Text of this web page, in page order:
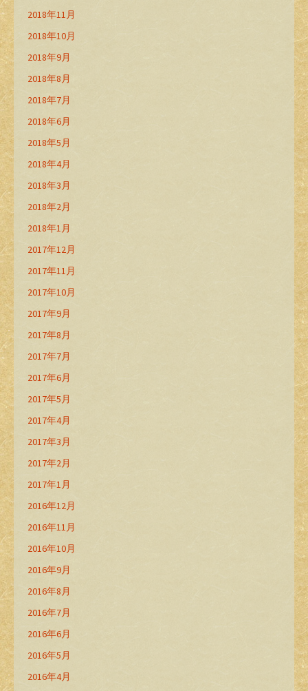
2018年11月
2018年10月
2018年9月
2018年8月
2018年7月
2018年6月
2018年5月
2018年4月
2018年3月
2018年2月
2018年1月
2017年12月
2017年11月
2017年10月
2017年9月
2017年8月
2017年7月
2017年6月
2017年5月
2017年4月
2017年3月
2017年2月
2017年1月
2016年12月
2016年11月
2016年10月
2016年9月
2016年8月
2016年7月
2016年6月
2016年5月
2016年4月